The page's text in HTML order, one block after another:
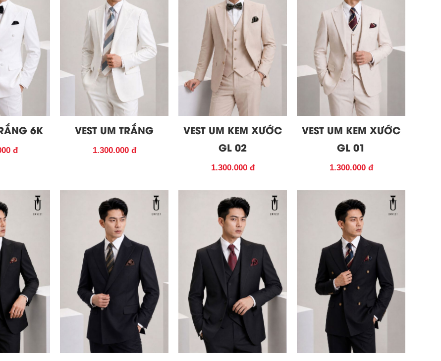
6K
đ
VEST UM TRẮNG
1.300.000 đ
VEST UM KEM XƯỚC
GL 02
1.300.000 đ
VEST UM KEM XƯỚC
GL 01
1.300.000 đ